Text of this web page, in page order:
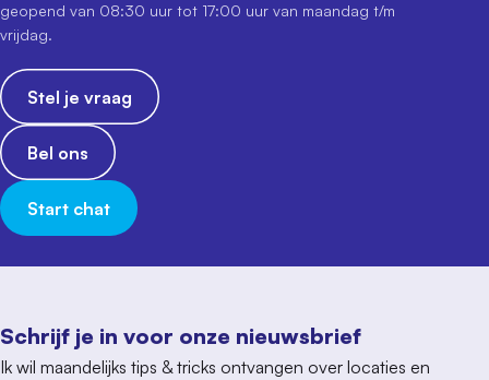
Schrijf je in voor onze nieuwsbrief
Ik wil maandelijks tips & tricks ontvangen over locaties en
geopend van 08:30 uur tot 17:00 uur van maandag t/m
vrijdag.
Stel je vraag
Bel ons
Start chat